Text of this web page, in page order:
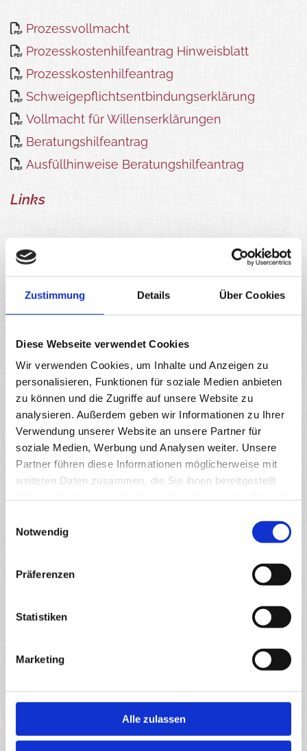
Zustimmung Details Über Cookies
Diese Webseite verwendet Cookies
Wir verwenden Cookies, um Inhalte und Anzeigen zu
personalisieren, Funktionen für soziale Medien anbieten
zu können und die Zugriffe auf unsere Website zu
analysieren. Außerdem geben wir Informationen zu Ihrer
Verwendung unserer Website an unsere Partner für
soziale Medien, Werbung und Analysen weiter. Unsere
Partner führen diese Informationen möglicherweise mit
weiteren Daten zusammen, die Sie ihnen bereitgestellt
Notwendig
Präferenzen
Statistiken
Marketing
Alle zulassen
 Prozessvollmacht
 Prozesskostenhilfeantrag Hinweisblatt
 Prozesskostenhilfeantrag
 Schweigepflichtsentbindungserklärung
 Vollmacht für Willenserklärungen
 Beratungshilfeantrag
 Ausfüllhinweise Beratungshilfeantrag
Links
Bundesverfassungsgericht
Deutscher Anwaltverein
Bundesgerichtshof
Bundesrechtsanwaltskammer
Gesetze
Allgemeine juristische Informationen
Anwaltverein Holzminden